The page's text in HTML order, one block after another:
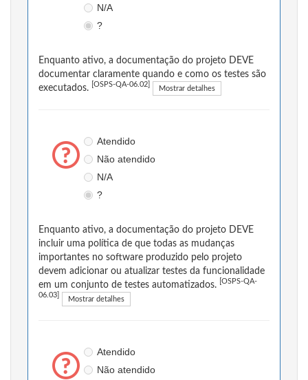
N/A
?
Enquanto ativo, a documentação do projeto DEVE
documentar claramente quando e como os testes são
executados.
[OSPS-QA-06.02] Mostrar detalhes
Atendido
Não atendido
N/A
?
Enquanto ativo, a documentação do projeto DEVE
incluir uma política de que todas as mudanças
importantes no software produzido pelo projeto
devem adicionar ou atualizar testes da funcionalidade
em um conjunto de testes automatizados.
[OSPS-QA-
06.03] Mostrar detalhes
Atendido
Não atendido